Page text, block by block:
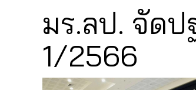
มร.ลป. จัดป
1/2566